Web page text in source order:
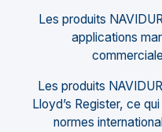
Les produits
applications
Les produits
Lloyd’s Register, ce
normes